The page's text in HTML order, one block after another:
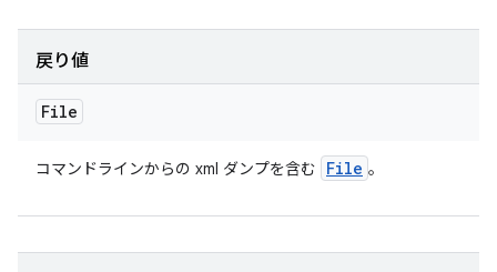
戻り値
File
コマンドラインからの xml ダンプを含む File 。